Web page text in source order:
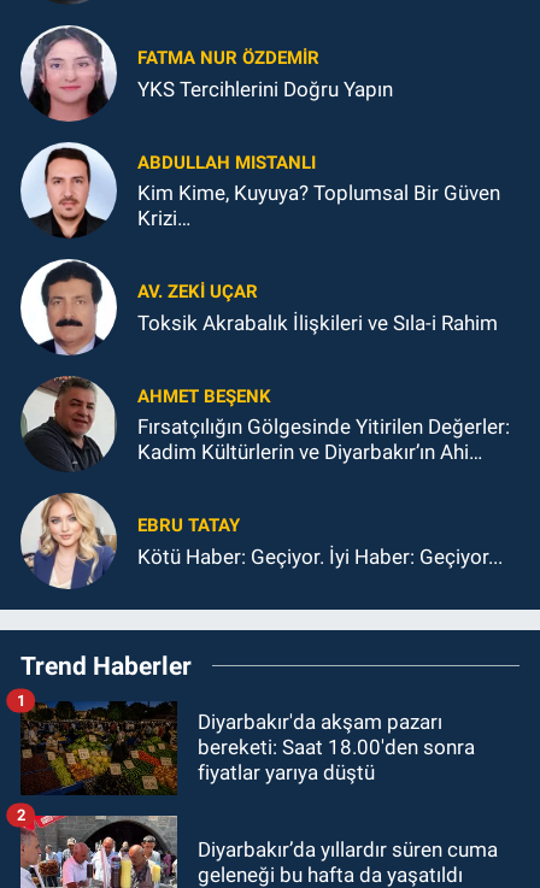
FATMA NUR ÖZDEMIR
YKS Tercihlerini Doğru Yapın
ABDULLAH MISTANLI
Kim Kime, Kuyuya? Toplumsal Bir Güven
Krizi…
AV. ZEKI UÇAR
Toksik Akrabalık İlişkileri ve Sıla-i Rahim
AHMET BEŞENK
Fırsatçılığın Gölgesinde Yitirilen Değerler:
Kadim Kültürlerin ve Diyarbakır’ın Ahi
EBRU TATAY
Kötü Haber: Geçiyor. İyi Haber: Geçiyor...
Trend Haberler
Diyarbakır'da akşam pazarı
bereketi: Saat 18.00'den sonra
fiyatlar yarıya düştü
1
Diyarbakır’da yıllardır süren cuma
geleneği bu hafta da yaşatıldı
2